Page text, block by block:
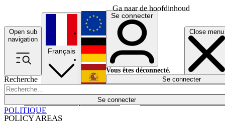
Ga naar de hoofdinhoud
Open sub
navigation
Close menu
Recherche
Se connecter
POLICY AREAS
Économie
Français
English
Deutsch
Español
Se connecter
Vous êtes déconnecté.
Se connecter
POLITIQUE